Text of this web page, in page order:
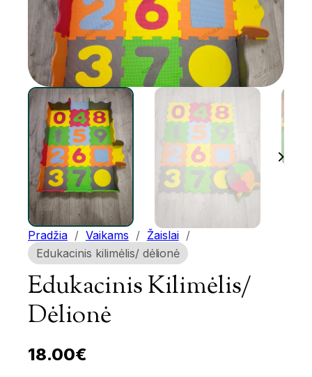
Pradžia / Vaikams / Žaislai /
Edukacinis kilimėlis/ dėlionė
Edukacinis Kilimėlis/
Dėlionė
18.00€